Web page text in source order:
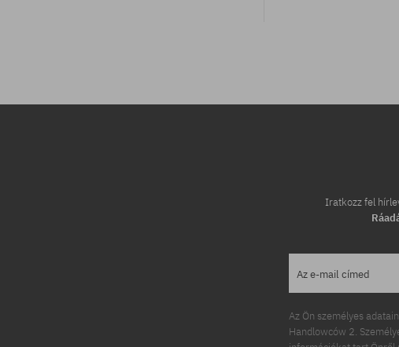
Iratkozz fel
Az e-mail címed
Az Ön személyes
Handlowców 2.